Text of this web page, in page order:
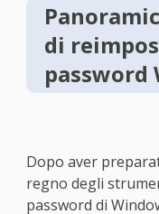
di
password
Dopo aver
regno degli
password di